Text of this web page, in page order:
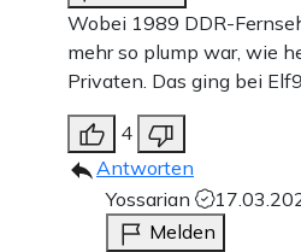
Wobei 1989 DDR-
mehr so plump war, wie
Privaten. Das ging bei
4
Antworten
Yossarian
Melden